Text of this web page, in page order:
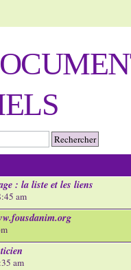
: la liste et les liens
am
am